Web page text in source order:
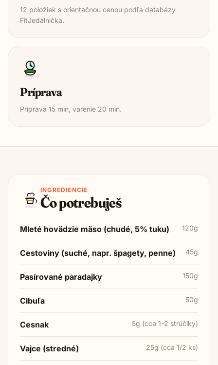
12 položiek s orientačnou cenou podľa databázy
FitJedálnička.
Príprava
Príprava 15 min, varenie 20 min.
INGREDIENCIE
Čo potrebuješ
Mleté hovädzie mäso (chudé, 5% tuku) 120g
Cestoviny (suché, napr. špagety, penne) 45g
Pasírované paradajky 150g
Cibuľa 50g
Cesnak 5g (cca 1-2 strúčiky)
Vajce (stredné) 25g (cca 1/2 ks)